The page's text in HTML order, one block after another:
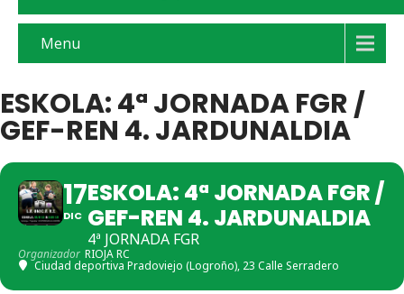
Menu
ESKOLA: 4ª JORNADA FGR /
GEF-REN 4. JARDUNALDIA
17
DIC
ESKOLA: 4ª JORNADA FGR /
GEF-REN 4. JARDUNALDIA
4ª JORNADA FGR
Organizador RIOJA RC
Ciudad deportiva Pradoviejo (Logroño), 23 Calle Serradero